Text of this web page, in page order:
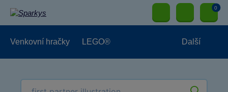
0
Venkovní hračky LEGO® Další